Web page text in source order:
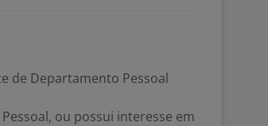
de Departamento Pessoal
ou possui interesse em